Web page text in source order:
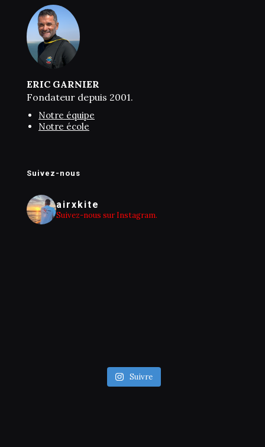
ERIC GARNIER
Fondateur depuis 2001.
Notre équipe
Notre école
Suivez-nous
airxkite
Suivez-nous sur Instagram.
Suivre